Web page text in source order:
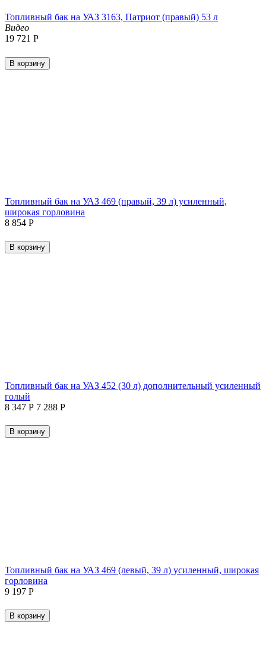
Топливный бак на УАЗ 3163, Патриот (правый) 53 л
Видео
19 721 Р
В корзину
Топливный бак на УАЗ 469 (правый, 39 л) усиленный,
широкая горловина
8 854 Р
В корзину
Топливный бак на УАЗ 452 (30 л) дополнительный усиленный
голый
8 347 Р 7 288 Р
В корзину
Топливный бак на УАЗ 469 (левый, 39 л) усиленный, широкая
горловина
9 197 Р
В корзину